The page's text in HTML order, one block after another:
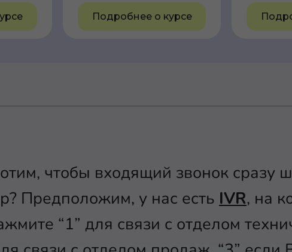
Подробнее о курсе
чтобы входящий звонок сразу
Предположим, у нас есть IVR, на
“1” для связи с отделом